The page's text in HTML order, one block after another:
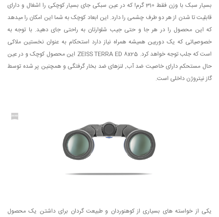
بسیار سبک با وزن فقط 310 گرم! که در عین سبکی جای بسیار کوچکی را اشغال و دارای
قابلیت تا شدن از هر دو طرف چشمی را دارد. این ابعاد کوچک به شما این امکان را میدهد
که این محصول را در هر جا و حتی جیب شلوارتان به راحتی جای دهید. با توجه به
خصوصیاتی که یک دوربین همیشه همراه نیاز دارد استحکام به عنوان نخستین ملاکی
است که جلب توجه خواهد کرد. ZEISS TERRA ED 8x25 این محصول کوچک و در عین
حال مستحکم دارای خاصیت ضد آب, لنزهای ضد بخار گرفتگی و همچنین پر شده توسط
گاز نیتروژن داخلی است.
یکی از خواسته های بسیاری از کوهنوردان و طبیعت گردان برای داشتن یک محصول